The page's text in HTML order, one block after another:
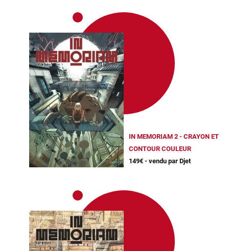
IN MEMORIAM 2 - CRAYON ET
CONTOUR COULEUR
149€ - vendu par Djet